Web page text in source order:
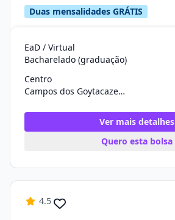
Duas mensalidades GRÁTIS
EaD / Virtual
Bacharelado (graduação)
Centro
Campos dos Goytacazes/RJ
Ver mais detalhes
Quero esta bolsa
4.5